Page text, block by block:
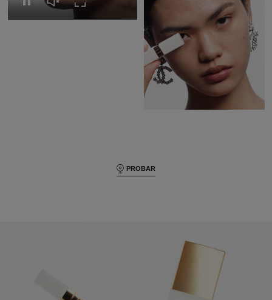
Pausar el vídeo
Activar el sonido del vídeo
Expandir a pantalla completa
PROBAR